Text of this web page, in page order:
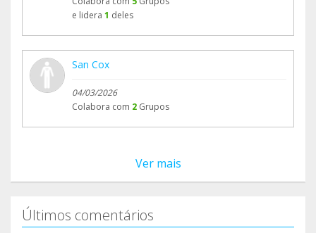
e lidera 1 deles
San Cox
04/03/2026
Colabora com 2 Grupos
Ver mais
Últimos comentários